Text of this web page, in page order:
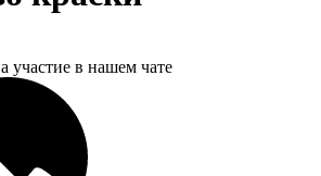
участие в нашем чате